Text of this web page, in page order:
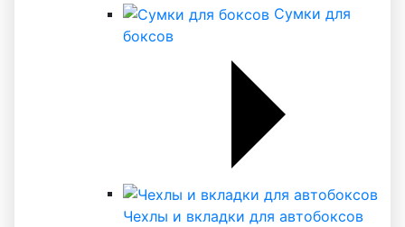
Сумки для
боксов
Чехлы и вкладки для автобоксов